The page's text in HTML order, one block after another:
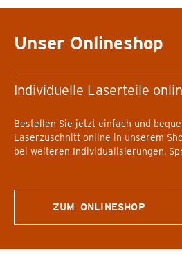
Unser Onlineshop
Individuelle Laserteile
Bestellen Sie jetzt einfach und
Laserzuschnitt online in unserem
bei weiteren Individualisierungen.
ZUM ONLINESHOP